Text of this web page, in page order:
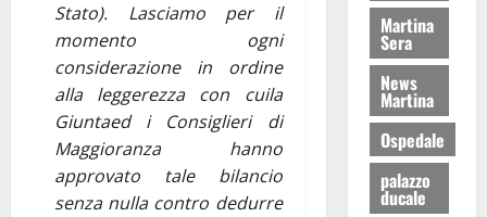
Stato). Lasciamo per il
momento ogni
considerazione in ordine
alla leggerezza con cuila
Giuntaed i Consiglieri di
Maggioranza hanno
approvato tale bilancio
senza nulla contro dedurre
Martina
Sera
News
Martina
Ospedale
palazzo
ducale